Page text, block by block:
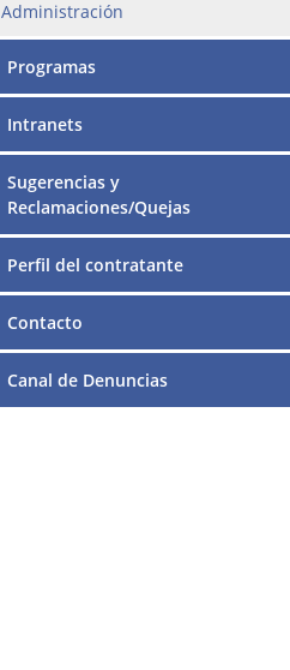
Administración
Programas
Intranets
Sugerencias y
Reclamaciones/Quejas
Perfil del contratante
Contacto
Canal de Denuncias